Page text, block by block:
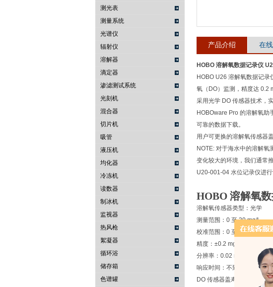
测光表
测量系统
光谱仪
辐射仪
溶解器
滴定器
渗滤测试系统
光刻机
混合器
切片机
吸管
液压机
均化器
冷冻机
读数器
制冰机
监视器
热风枪
絮凝器
循环浴
储存箱
色谱罐
产品介绍 在
HOBO 溶解氧数据记录仪
HOBO U26 溶解氧数据记
氧（DO）监测，精度达 0.2
采用光学 DO 传感器技术，
HOBOware Pro 的溶解氧助
可靠的数据下载。
用户可更换的溶解氧传感器
NOTE: 对于海水中的溶解
变化较大的环境，我们通常
U20-001-04 水位记录仪进行
HOBO 溶解氧
溶解氧传感器类型：光学
测量范围：0 至 30 mg/L
校准范围：0 至 20 mg/L；0
精度：±0.2 mg/L（0 至 8
分辨率：0.02 mg/L
响应时间：不到2分钟内达
DO 传感器盖寿命：6个月，